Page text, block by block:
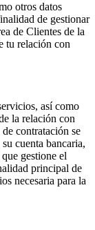
otros datos
de gestionar
de Clientes de la
tu relación con
así como
la relación con
contratación se
cuenta bancaria,
gestione el
principal de
necesaria para la